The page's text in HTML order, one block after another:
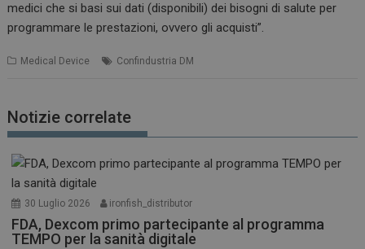
medici che si basi sui dati (disponibili) dei bisogni di salute per
programmare le prestazioni, ovvero gli acquisti”.
Medical Device Confindustria DM
Notizie correlate
30 Luglio 2026 ironfish_distributor
FDA, Dexcom primo partecipante al programma
TEMPO per la sanità digitale